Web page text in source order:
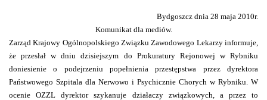
Bydgoszcz dnia 28 maja 2010r.
Komunikat dla mediów.
Zarząd Krajowy Ogólnopolskiego Związku Zawodowego Lekarzy informuje,
że przesłał w dniu dzisiejszym do Prokuratury Rejonowej w Rybniku
doniesienie o podejrzeniu popełnienia przestępstwa przez dyrektora
Państwowego Szpitala dla Nerwowo i Psychicznie Chorych w Rybniku. W
ocenie OZZL dyrektor szykanuje działaczy związkowych, a przez to